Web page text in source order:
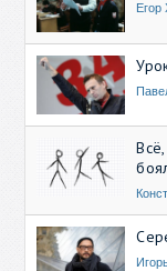
Егор